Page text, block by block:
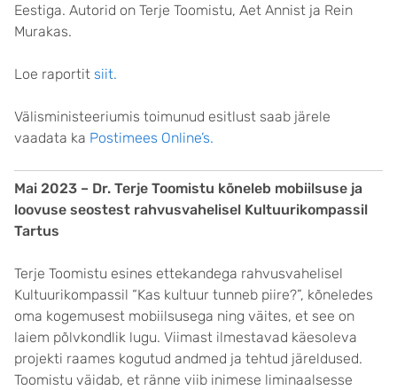
Eestiga. Autorid on Terje Toomistu, Aet Annist ja Rein
Murakas.
Loe raportit siit.
Välisministeeriumis toimunud esitlust saab järele
vaadata ka Postimees Online’s.
Mai 2023 – Dr. Terje Toomistu kõneleb mobiilsuse ja
loovuse seostest rahvusvahelisel Kultuurikompassil
Tartus
Terje Toomistu esines ettekandega rahvusvahelisel
Kultuurikompassil “Kas kultuur tunneb piire?”, kõneledes
oma kogemusest mobiilsusega ning väites, et see on
laiem põlvkondlik lugu. Viimast ilmestavad käesoleva
projekti raames kogutud andmed ja tehtud järeldused.
Toomistu väidab, et ränne viib inimese liminaalsesse